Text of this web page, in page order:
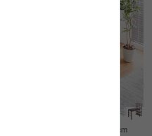
Comfy 高機能棚付きデスク 幅120cm